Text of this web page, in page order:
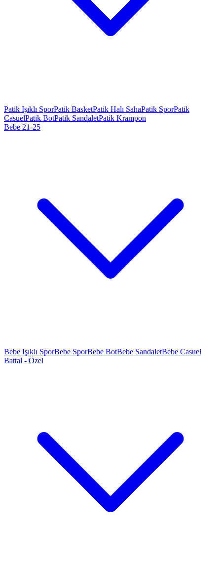
Patik Işıklı SporPatik BasketPatik Halı SahaPatik SporPatik
CasuelPatik BotPatik SandaletPatik Krampon
Bebe 21-25
Bebe Işıklı SporBebe SporBebe BotBebe SandaletBebe Casuel
Battal - Özel